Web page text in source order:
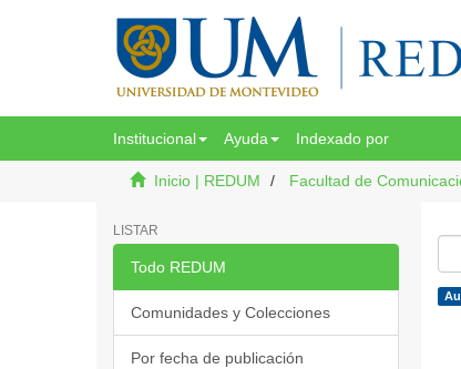
Institucional Ayuda Indexado por
Inicio | REDUM Facultad de
LISTAR
Todo REDUM
Comunidades y Colecciones
Por fecha de publicación